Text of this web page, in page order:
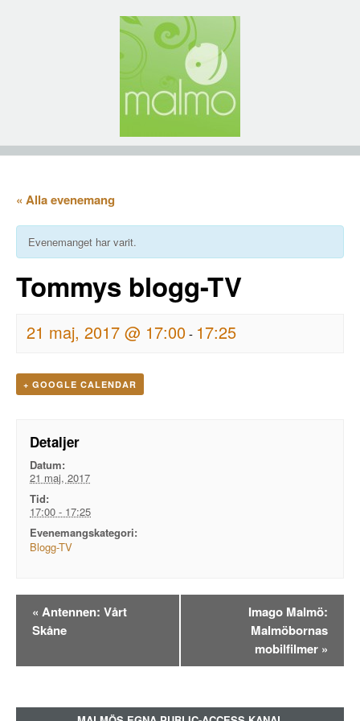
« Alla evenemang
Evenemanget har varit.
Tommys blogg-TV
21 maj, 2017 @ 17:00- 17:25
+ GOOGLE CALENDAR
Detaljer
Datum:
21 maj, 2017
Tid:
17:00 - 17:25
Evenemangskategori:
Blogg-TV
Evenemangsnavigation
« Antennen: Vårt
Skåne
Imago Malmö:
Malmöbornas
mobilfilmer »